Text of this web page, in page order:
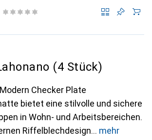
(4 Stück)
Checker Plate
bietet eine stilvolle und sichere
in Wohn- und Arbeitsbereichen.
Riffelblechdesign
mehr